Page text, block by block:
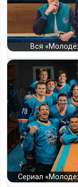
Вся
Сериал